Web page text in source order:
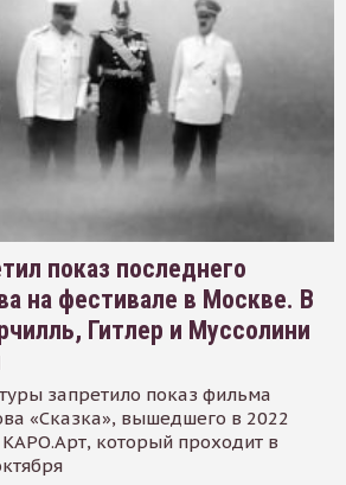
показ последнего
на фестивале в Москве. В
Гитлер и Муссолини
запретило показ фильма
«Сказка», вышедшего в 2022
КАРО.Арт, который проходит в